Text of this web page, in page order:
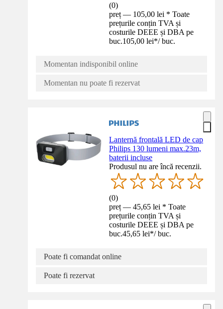
(0)
preț — 105,00 lei * Toate
prețurile conțin TVA și
costurile DEEE și DBA pe
buc.105,00 lei*/ buc.
Momentan indisponibil online
Momentan nu poate fi rezervat
Lanternă frontală LED de cap
Philips 130 lumeni max.23m,
baterii incluse
Produsul nu are încă recenzii.
(0)
preț — 45,65 lei * Toate
prețurile conțin TVA și
costurile DEEE și DBA pe
buc.45,65 lei*/ buc.
Poate fi comandat online
Poate fi rezervat